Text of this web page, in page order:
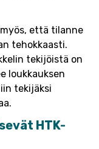
että tilanne
tehokkaasti.
tekijöistä on
loukkauksen
tekijäksi
HTK-